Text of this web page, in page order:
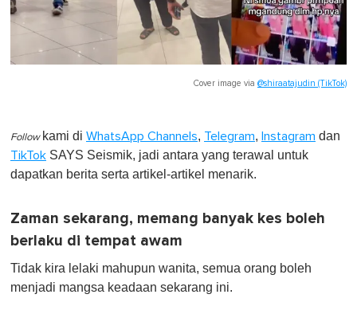
Cover image via @shiraatajudin (TikTok)
Follow kami di WhatsApp Channels, Telegram, Instagram dan
TikTok SAYS Seismik, jadi antara yang terawal untuk
dapatkan berita serta artikel-artikel menarik.
Zaman sekarang, memang banyak kes boleh
berlaku di tempat awam
Tidak kira lelaki mahupun wanita, semua orang boleh
menjadi mangsa keadaan sekarang ini.